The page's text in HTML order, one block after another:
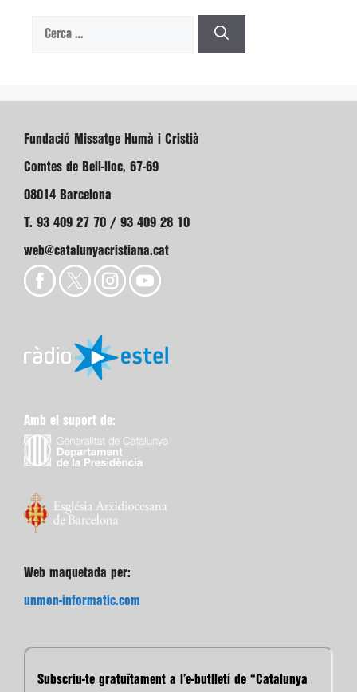
Cerca:
Fundació Missatge Humà i Cristià
Comtes de Bell-lloc, 67-69
08014 Barcelona
T. 93 409 27 70 / 93 409 28 10
web@catalunyacristiana.cat
Amb el suport de:
Web maquetada per:
unmon-informatic.com
Subscriu-te gratuïtament a l’e-butlletí de “Catalunya